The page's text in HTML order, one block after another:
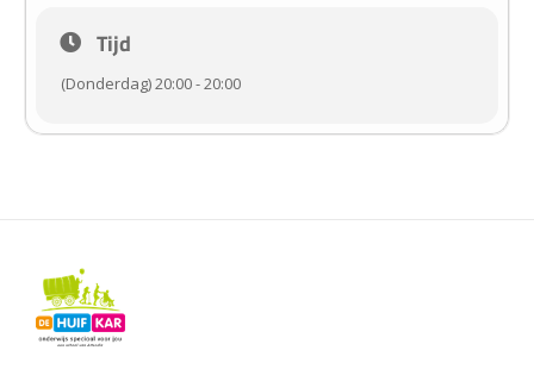
Tijd
(Donderdag) 20:00 - 20:00